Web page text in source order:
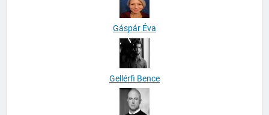
Gáspár Éva
Gellérfi Bence